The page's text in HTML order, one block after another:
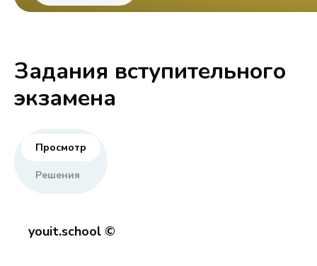
Задания вступительного
экзамена
Просмотр
Решения
youit.school ©